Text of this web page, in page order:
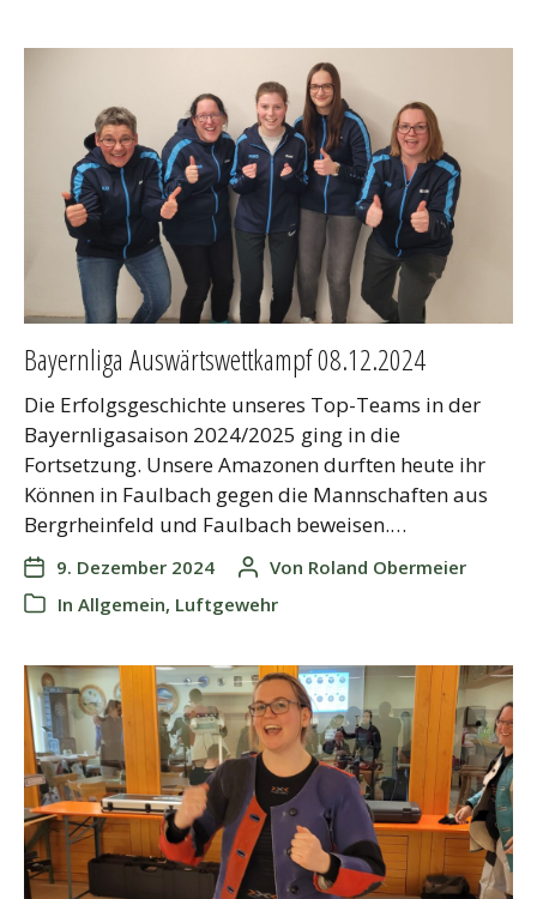
Bayernliga Auswärtswettkampf 08.12.2024
Die Erfolgsgeschichte unseres Top-Teams in der
Bayernligasaison 2024/2025 ging in die
Fortsetzung. Unsere Amazonen durften heute ihr
Können in Faulbach gegen die Mannschaften aus
Bergrheinfeld und Faulbach beweisen.…
9. Dezember 2024 Von Roland Obermeier
In Allgemein, Luftgewehr